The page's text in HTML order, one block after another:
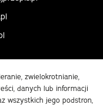
zwielokrotnianie,
danych lub informacji
wszystkich jego podstron,